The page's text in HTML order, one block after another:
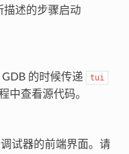
述的步骤启动
的时候传递 tui
中查看源代码。
试器的前端界面。请